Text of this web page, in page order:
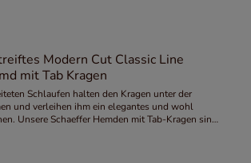
Modern Cut Classic Line
mit Tab Kragen
Schlaufen halten den Kragen unter der
und verleihen ihm ein elegantes und wohl
Unsere Schaeffer Hemden mit Tab-Kragen sind
wir gerne. Unsere hellblau gestreifen